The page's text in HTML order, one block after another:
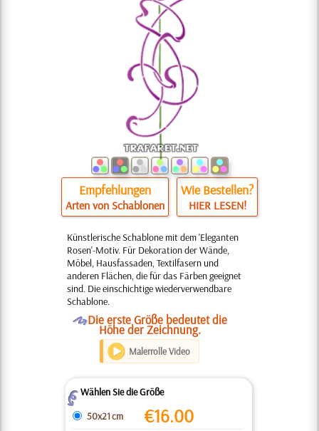
Empfehlungen
Arten von Schablonen
Wie Bestellen?
HIER LESEN!
Künstlerische Schablone mit dem 'Eleganten
Rosen'-Motiv. Für Dekoration der Wände,
Möbel, Hausfassaden, Textilfasern und
anderen Flächen, die für das Färben geeignet
sind. Die einschichtige wiederverwendbare
Schablone.
ODie erste Größe bedeutet die
Höhe der Zeichnung.
Malerrolle Video
ZWählen Sie die Größe
50x21 cm
€16.00